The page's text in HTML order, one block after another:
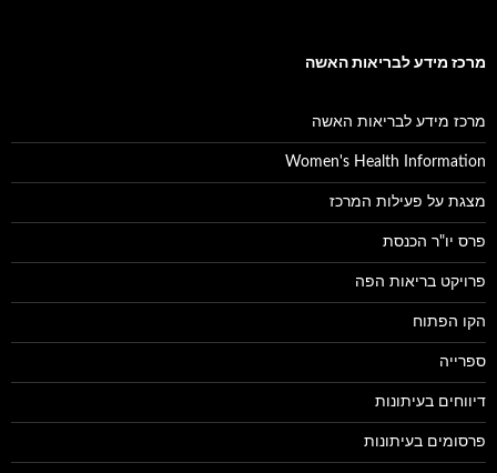
מרכז מידע לבריאות האשה
מרכז מידע לבריאות האשה
Women's Health Information
מצגת על פעילות המרכז
פרס יו"ר הכנסת
פרויקט בריאות הפה
הקו הפתוח
ספרייה
דיווחים בעיתונות
פרסומים בעיתונות